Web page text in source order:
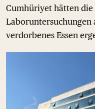
Cumhüriyet hätten die
Laboruntersuchungen
verdorbenes Essen